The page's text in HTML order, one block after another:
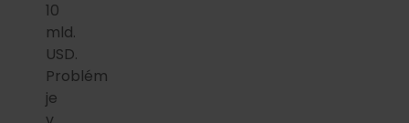
10
mld.
USD.
Problém
je